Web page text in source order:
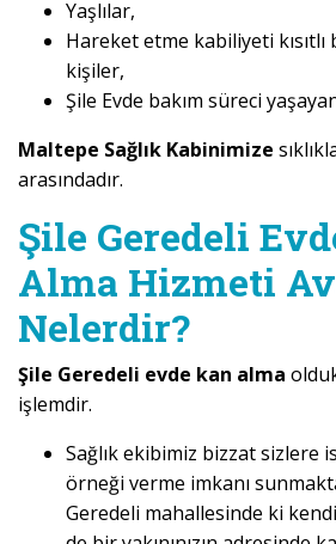
Yaşlılar,
Hareket etme kabiliyeti
kişiler,
Şile Evde bakım süreci
Maltepe Sağlık Kabinimize
arasındadır.
Şile Geredeli
Alma Hizmeti
Nelerdir?
Şile Geredeli evde kan alma
işlemdir.
Sağlık ekibimiz bizzat sizlere
örneği verme imkanı
Geredeli mahallesinde ki